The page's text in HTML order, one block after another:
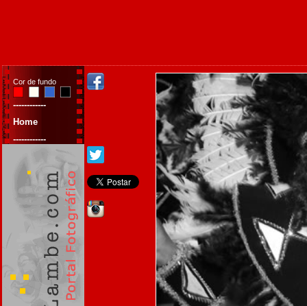
Cor de fundo
------------
Home
------------